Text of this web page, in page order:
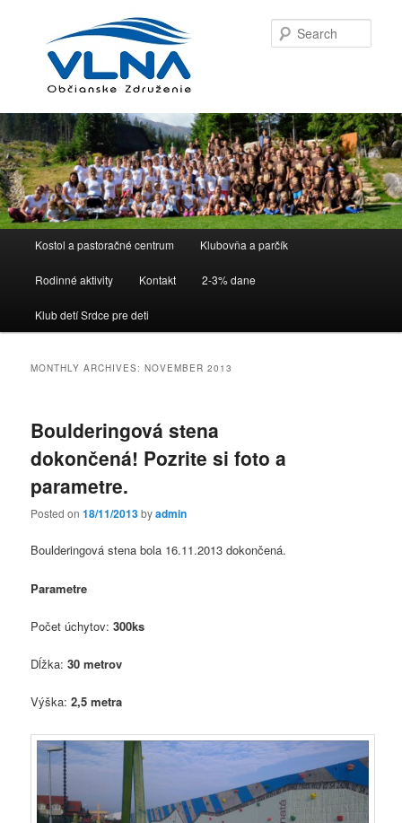
Skip to primary content
Skip to secondary content
Kostol a pastoračné centrum Klubovňa a parčík
Rodinné aktivity Kontakt 2-3% dane
Klub detí Srdce pre deti
MONTHLY ARCHIVES:NOVEMBER 2013
Boulderingová stena
dokončená! Pozrite si foto a
parametre.
Posted on18/11/2013byadmin
Boulderingová stena bola 16.11.2013 dokončená.
Parametre
Počet úchytov:300ks
Dĺžka:30 metrov
Výška:2,5 metra